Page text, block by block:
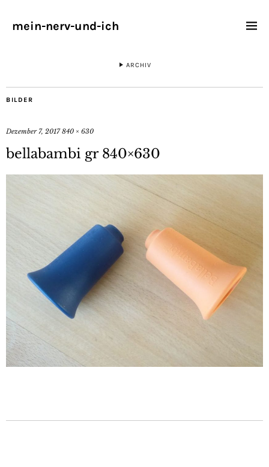
mein-nerv-und-ich
ARCHIV
BILDER
Dezember 7, 2017 840 × 630
bellabambi gr 840×630